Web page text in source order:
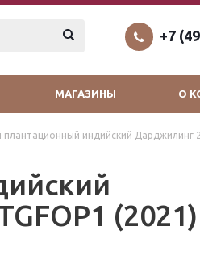
+7
МАГАЗИНЫ О
плантационный индийский Дарджилинг
(2021)